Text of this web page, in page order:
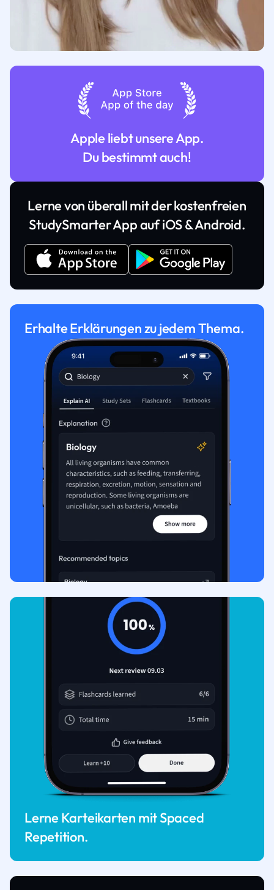
Apple liebt unsere App.
Du bestimmt auch!
Lerne von überall mit der kostenfreien
StudySmarter App auf iOS & Android.
Erhalte Erklärungen zu jedem Thema.
Lerne Karteikarten mit Spaced
Repetition.